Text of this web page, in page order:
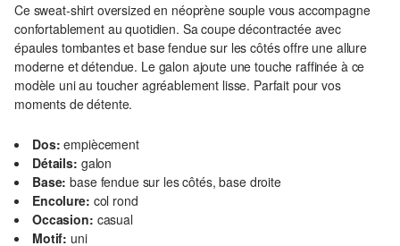
Ce sweat-shirt oversized en néoprène souple vous accompagne
confortablement au quotidien. Sa coupe décontractée avec
épaules tombantes et base fendue sur les côtés offre une allure
moderne et détendue. Le galon ajoute une touche raffinée à ce
modèle uni au toucher agréablement lisse. Parfait pour vos
moments de détente.
Dos: empiècement
Détails: galon
Base: base fendue sur les côtés, base droite
Encolure: col rond
Occasion: casual
Motif: uni